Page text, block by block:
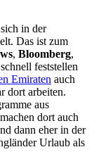
in der
Das ist zum
, Bloomberg,
feststellen
Emiraten auch
dort arbeiten.
aus
dort auch
dann eher in der
Urlaub als